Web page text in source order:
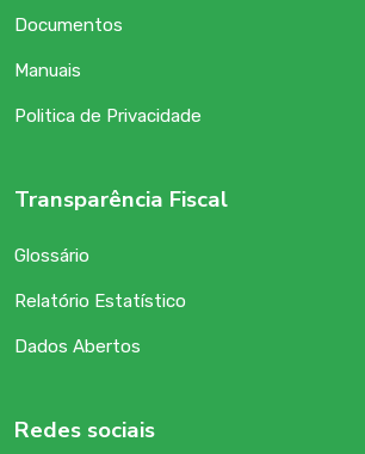
Documentos
Manuais
Politica de Privacidade
Transparência Fiscal
Glossário
Relatório Estatístico
Dados Abertos
Redes sociais